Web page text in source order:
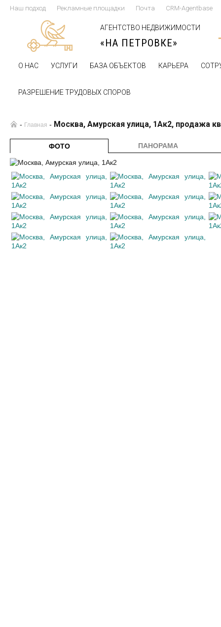
Наш подход Рекламные площадки Почта CRM-Agentbase
АГЕНТСТВО НЕДВИЖИМОСТИ
«НА ПЕТРОВКЕ»
О НАС УСЛУГИ БАЗА ОБЪЕКТОВ КАРЬЕРА
РАЗРЕШЕНИЕ ТРУДОВЫХ СПОРОВ
- Главная - Москва, Амурская улица, 1Ак2, продажа
ФОТО ПАНОРАМА